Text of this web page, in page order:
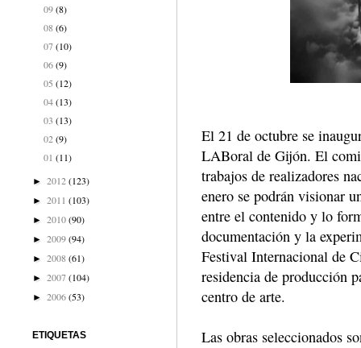
El 21 de octubre se
LABoral de Gijón. El
trabajos de realizadores
enero se podrán visionar
entre el contenido y lo
documentación y la
Festival Internacional de
residencia de producción
centro de arte.
Las obras seleccionados
09 (8)
08 (6)
07 (10)
06 (9)
05 (12)
04 (13)
03 (13)
02 (9)
01 (11)
► 2012(123)
► 2011 (103)
► 2010(90)
► 2009(94)
► 2008(61)
► 2007(104)
► 2006(53)
ETIQUETAS